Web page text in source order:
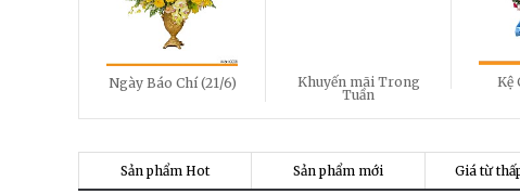
Ngày Báo Chí (21/6)
Khuyến mãi Trong
Tuần
Kệ
Sản phẩm Hot Sản phẩm mới Giá từ